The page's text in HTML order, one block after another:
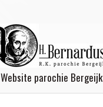
Website parochie Bergeijk